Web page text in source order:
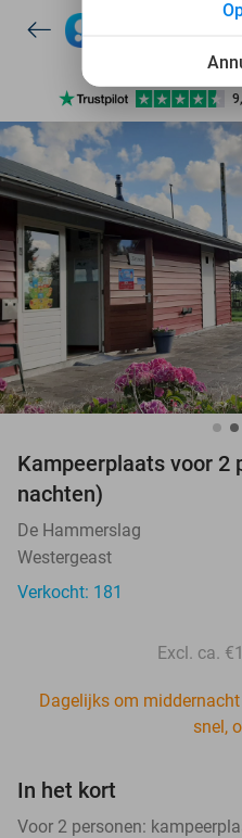
7 dagen
10+
Ontdek
7 dagen per
10+
Kampeerplaats voor 2
nachten)
De Hammerslag
Westergeast
Verkocht: 181
Excl. ca.
Dagelijks om
snel,
In het kort
Voor 2 personen: